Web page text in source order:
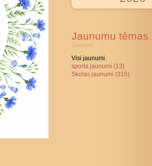
Jaunumu tēmas
Jaunumi:
Visi jaunumi
sporta jaunumi (13)
Skolas jaunumi (315)